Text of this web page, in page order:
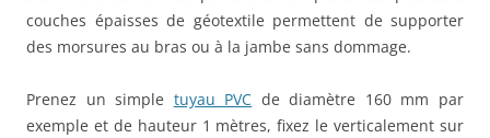
couches épaisses de géotextile permettent de supporter
des morsures au bras ou à la jambe sans dommage.
Prenez un simple tuyau PVC de diamètre 160 mm par
exemple et de hauteur 1 mètres, fixez le verticalement sur